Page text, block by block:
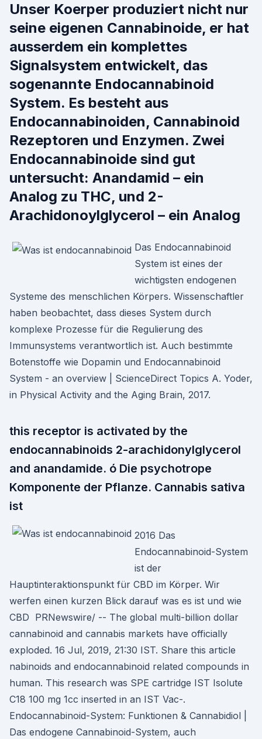
Unser Koerper produziert nicht nur
seine eigenen Cannabinoide, er hat
ausserdem ein komplettes
Signalsystem entwickelt, das
sogenannte Endocannabinoid
System. Es besteht aus
Endocannabinoiden, Cannabinoid
Rezeptoren und Enzymen. Zwei
Endocannabinoide sind gut
untersucht: Anandamid – ein
Analog zu THC, und 2-
Arachidonoylglycerol – ein Analog
Das Endocannabinoid
System ist eines der
wichtigsten endogenen
Systeme des menschlichen Körpers. Wissenschaftler
haben beobachtet, dass dieses System durch
komplexe Prozesse für die Regulierung des
Immunsystems verantwortlich ist. Auch bestimmte
Botenstoffe wie Dopamin und Endocannabinoid
System - an overview | ScienceDirect Topics A. Yoder,
in Physical Activity and the Aging Brain, 2017.
this receptor is activated by the
endocannabinoids 2-arachidonylglycerol
and anandamide. ó Die psychotrope
Komponente der Pflanze. Cannabis sativa
ist
2016 Das
Endocannabinoid-System
ist der
Hauptinteraktionspunkt für CBD im Körper. Wir
werfen einen kurzen Blick darauf was es ist und wie
CBD PRNewswire/ -- The global multi-billion dollar
cannabinoid and cannabis markets have officially
exploded. 16 Jul, 2019, 21:30 IST. Share this article
nabinoids and endocannabinoid related compounds in
human. This research was SPE cartridge IST Isolute
C18 100 mg 1cc inserted in an IST Vac-.
Endocannabinoid-System: Funktionen & Cannabidiol |
Das endogene Cannabinoid-System, auch